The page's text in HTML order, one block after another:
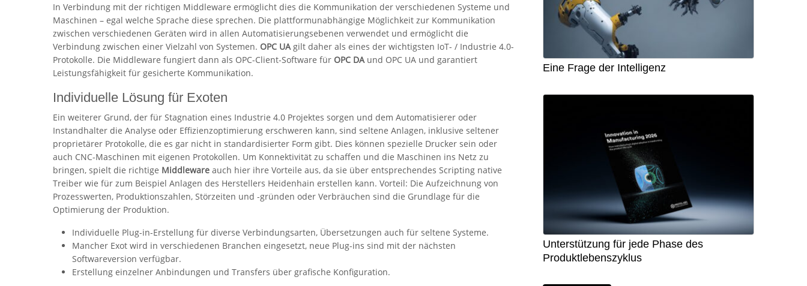
In Verbindung mit der richtigen Middleware ermöglicht dies die Kommunikation der verschiedenen Systeme und
Maschinen – egal welche Sprache diese sprechen. Die plattformunabhängige Möglichkeit zur Kommunikation
zwischen verschiedenen Geräten wird in allen Automatisierungsebenen verwendet und ermöglicht die
Verbindung zwischen einer Vielzahl von Systemen. OPC UAgilt daher als eines der wichtigsten IoT- / Industrie 4.0-
Protokolle. Die Middleware fungiert dann als OPC-Client-Software für OPC DAund OPC UA und garantiert
Leistungsfähigkeit für gesicherte Kommunikation.
Individuelle Lösung für Exoten
Ein weiterer Grund, der für Stagnation eines Industrie 4.0 Projektes sorgen und dem Automatisierer oder
Instandhalter die Analyse oder Effizienzoptimierung erschweren kann, sind seltene Anlagen, inklusive seltener
proprietärer Protokolle, die es gar nicht in standardisierter Form gibt. Dies können spezielle Drucker sein oder
auch CNC-Maschinen mit eigenen Protokollen. Um Konnektivität zu schaffen und die Maschinen ins Netz zu
bringen, spielt die richtige Middleware auch hier ihre Vorteile aus, da sie über entsprechendes Scripting native
Treiber wie für zum Beispiel Anlagen des Herstellers Heidenhain erstellen kann. Vorteil: Die Aufzeichnung von
Prozesswerten, Produktionszahlen, Störzeiten und -gründen oder Verbräuchen sind die Grundlage für die
Optimierung der Produktion.
Individuelle Plug-in-Erstellung für diverse Verbindungsarten, Übersetzungen auch für seltene Systeme.
Mancher Exot wird in verschiedenen Branchen eingesetzt, neue Plug-ins sind mit der nächsten
Softwareversion verfügbar.
Erstellung einzelner Anbindungen und Transfers über grafische Konfiguration.
Eine Frage der Intelligenz
Unterstützung für jede Phase des
Produktlebenszyklus